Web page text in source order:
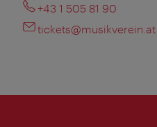
+43 1 505 81 90
tickets@musikverein.at